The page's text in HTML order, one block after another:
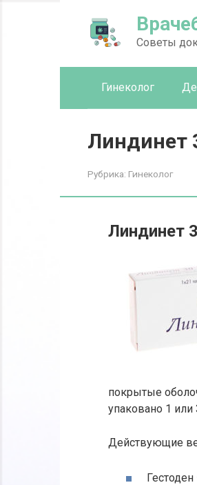
Советы
Гинеколог
Линдинет
Рубрика: Гинеколог
Линдинет
покрытые
упаковано 1 или
Действующие